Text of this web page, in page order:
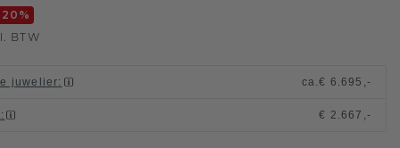
%
BTW
juwelier: ca.€ 6.695,-
: € 2.667,-